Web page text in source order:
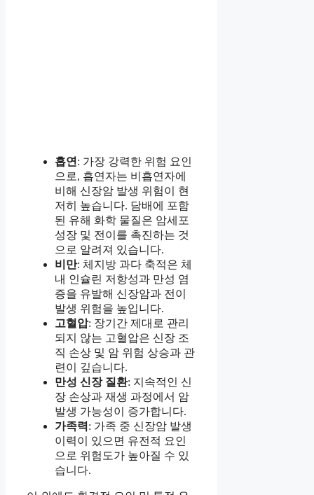
흡연 : 가장 강력한 위험 요인
으로, 흡연자는 비흡연자에
비해 신장암 발생 위험이 현
저히 높습니다. 담배에 포함
된 유해 화학 물질은 암세포
성장 및 전이를 촉진하는 것
으로 알려져 있습니다.
비만: 체지방 과다 축적은 체
내 인슐린 저항성과 만성 염
증을 유발해 신장암과 전이
발생 위험을 높입니다.
고혈압: 장기간 제대로 관리
되지 않는 고혈압은 신장 조
직 손상 및 암 위험 상승과 관
련이 깊습니다.
만성 신장 질환: 지속적인 신
장 손상과 재생 과정에서 암
발생 가능성이 증가합니다.
가족력 : 가족 중 신장암 발생
이력이 있으면 유전적 요인
으로 위험도가 높아질 수 있
습니다.